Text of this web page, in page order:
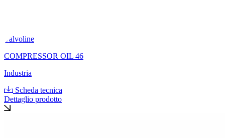
Valvoline
COMPRESSOR OIL 46
Industria
Scheda tecnica
Dettaglio prodotto